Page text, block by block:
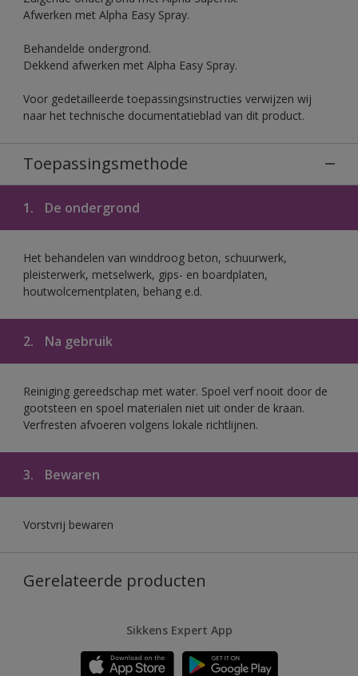
Afwerken met Alpha Easy Spray.
Behandelde ondergrond.
Dekkend afwerken met Alpha Easy Spray.
Voor gedetailleerde toepassingsinstructies verwijzen wij
naar het technische documentatieblad van dit product.
Toepassingsmethode
1. De ondergrond
Het behandelen van winddroog beton, schuurwerk,
pleisterwerk, metselwerk, gips- en boardplaten,
houtwolcementplaten, behang e.d.
2. Na gebruik
Reiniging gereedschap met water. Spoel verf nooit door de
gootsteen en spoel materialen niet uit onder de kraan.
Verfresten afvoeren volgens lokale richtlijnen.
3. Bewaren
Vorstvrij bewaren
Gerelateerde producten
Sikkens Expert App